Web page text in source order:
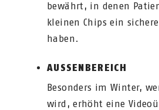
bewährt, in denen
kleinen Chips ein
haben.
AUSSENBEREICH
Besonders im Winter,
wird, erhöht eine